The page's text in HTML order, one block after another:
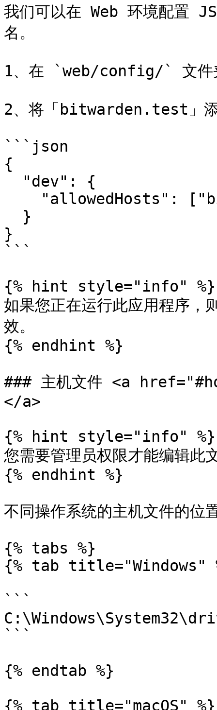
我们可以在 Web 环境配置
名。
1、在 `web/config/` 文
2、将「bitwarden.test」
```json
{
}
```
{% hint style="info" %}
如果您正在运行此应用程序，
效。
{% endhint %}
### 主机文件 <a
</a>
{% hint style="info" %}
您需要管理员权限才能编辑此
{% endhint %}
不同操作系统的主机文件的位
{% tabs %}
{% tab title="Windows"
```
```
{% endtab %}
{% tab title="macOS" %}